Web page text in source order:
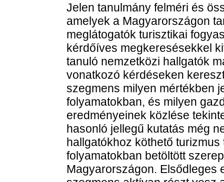
Jelen tanulmány felméri és
amelyek a Magyarországon
meglátogatók turisztikai
kérdőíves megkeresésekkel
tanuló nemzetközi hallgatók
vonatkozó kérdéseken
szegmens milyen mértékben
folyamatokban, és milyen
eredményeinek közlése
hasonló jellegű kutatás még
hallgatókhoz köthető
folyamatokban betöltött
Magyarországon. Elsődleges